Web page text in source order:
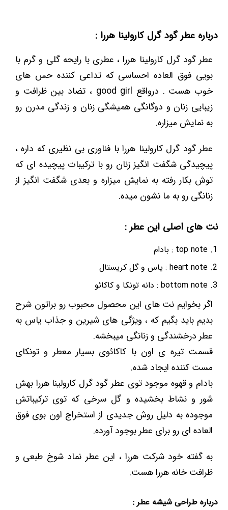
درباره عطر گود گرل کارولینا هررا :
عطر گود گرل کارولینا هررا ، عطری با رایحه گلی و گرم با
بویی فوق العاده احساسی که تداعی کننده حس های
خوب هست . درواقع good girl ، تضاد بین ظرافت و
زیبایی زنان و دوگانگی همیشگی زنان و زندگی مدرن رو
به نمایش میزاره.
عطر گود گرل کارولینا هررا با فناوری بی نظیری که داره ،
پیچیدگی شگفت انگیز زنان رو با ترکیبات پیچیده ای که
توش بکار رفته به نمایش میزاره و بعدی شگفت انگیز از
زنانگی رو به ما نشون میده.
نت های اصلی این عطر :
top note : بادام
heart note : یاس و گل کریستال
bottom note : دانه تونکا و کاکائو
اگر بخوایم نت های این محصول محبوب رو براتون شرح
بدیم باید بگیم که ، ویژگی های شیرین و جذاب یاس به
عطر درخشندگی و زنانگی میبخشه.
قسمت تیره ی اون با کاکائوی بسیار معطر و تونکای
مست کننده ایجاد شده.
بادام و قهوه موجود توی عطر گود گرل کارولینا هررا بهش
شور و نشاط بخشیده و گل سرخی که توی ترکیباتش
موجوده به دلیل روش جدیدی از استخراج اون بوی فوق
العاده ای رو برای عطر بوجود آورده.
به گفته خود شرکت هررا ، این عطر نماد شوخ طبعی و
ظرافت خانه هررا هست.
درباره طراحی شیشه عطر :